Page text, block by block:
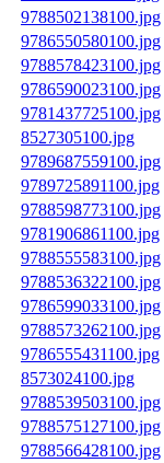
9788502138100.jpg
9786550580100.jpg
9788578423100.jpg
9786590023100.jpg
9781437725100.jpg
8527305100.jpg
9789687559100.jpg
9789725891100.jpg
9788598773100.jpg
9781906861100.jpg
9788555583100.jpg
9788536322100.jpg
9786599033100.jpg
9788573262100.jpg
9786555431100.jpg
8573024100.jpg
9788539503100.jpg
9788575127100.jpg
9788566428100.jpg